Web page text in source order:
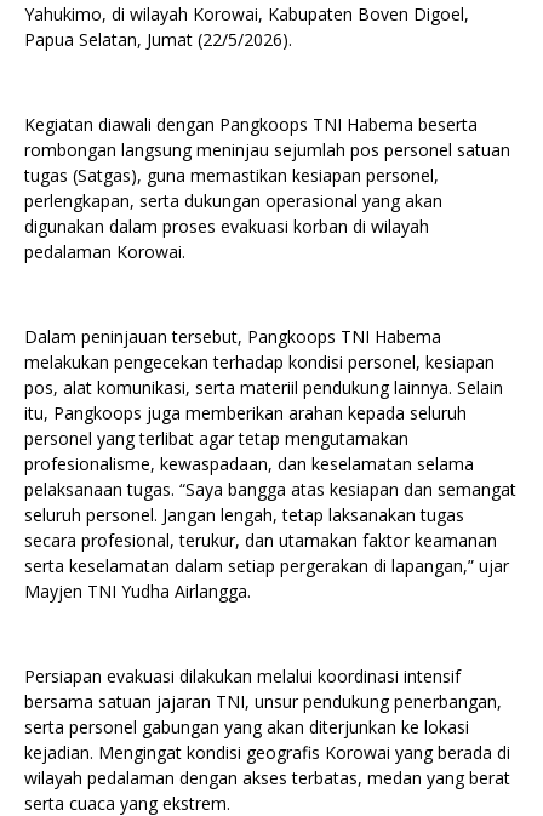
Yahukimo, di wilayah Korowai, Kabupaten Boven Digoel,
Papua Selatan, Jumat (22/5/2026).
Kegiatan diawali dengan Pangkoops TNI Habema beserta
rombongan langsung meninjau sejumlah pos personel satuan
tugas (Satgas), guna memastikan kesiapan personel,
perlengkapan, serta dukungan operasional yang akan
digunakan dalam proses evakuasi korban di wilayah
pedalaman Korowai.
Dalam peninjauan tersebut, Pangkoops TNI Habema
melakukan pengecekan terhadap kondisi personel, kesiapan
pos, alat komunikasi, serta materiil pendukung lainnya. Selain
itu, Pangkoops juga memberikan arahan kepada seluruh
personel yang terlibat agar tetap mengutamakan
profesionalisme, kewaspadaan, dan keselamatan selama
pelaksanaan tugas. “Saya bangga atas kesiapan dan semangat
seluruh personel. Jangan lengah, tetap laksanakan tugas
secara profesional, terukur, dan utamakan faktor keamanan
serta keselamatan dalam setiap pergerakan di lapangan,” ujar
Mayjen TNI Yudha Airlangga.
Persiapan evakuasi dilakukan melalui koordinasi intensif
bersama satuan jajaran TNI, unsur pendukung penerbangan,
serta personel gabungan yang akan diterjunkan ke lokasi
kejadian. Mengingat kondisi geografis Korowai yang berada di
wilayah pedalaman dengan akses terbatas, medan yang berat
serta cuaca yang ekstrem.